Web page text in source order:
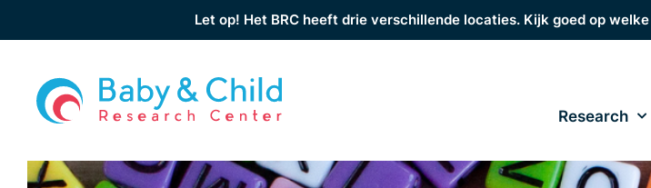
Let op! Het BRC heeft drie verschillende locaties. Kijk goed op
Research